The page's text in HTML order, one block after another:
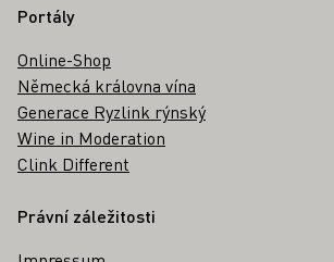
Portály
Online-Shop
Německá královna vína
Generace Ryzlink rýnský
Wine in Moderation
Clink Different
Právní záležitosti